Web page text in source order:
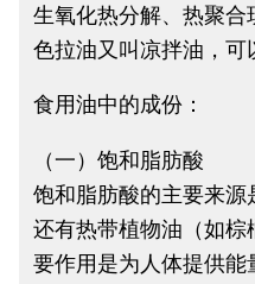
生氧化热分解、热聚合
色拉油又叫凉拌油，可
食用油中的成份：
（一）饱和脂肪酸
饱和脂肪酸的主要来源
还有热带植物油（如
要作用是为人体提供